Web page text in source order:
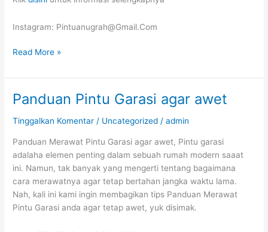
Instagram: Pintuanugrah@Gmail.Com
Read More »
Panduan Pintu Garasi agar awet
Tinggalkan Komentar / Uncategorized /admin
Panduan Merawat Pintu Garasi agar awet, Pintu garasi
adalaha elemen penting dalam sebuah rumah modern saaat
ini. Namun, tak banyak yang mengerti tentang bagaimana
cara merawatnya agar tetap bertahan jangka waktu lama.
Nah, kali ini kami ingin membagikan tips Panduan Merawat
Pintu Garasi anda agar tetap awet, yuk disimak.
Panduan
Garasi